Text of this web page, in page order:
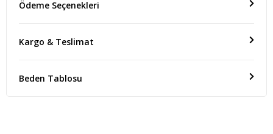
Ödeme Seçenekleri
Kargo & Teslimat
Beden Tablosu